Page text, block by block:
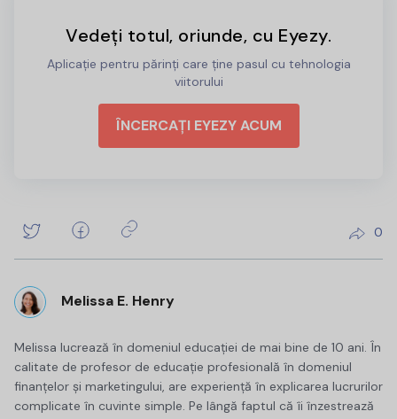
Vedeți totul, oriunde, cu Eyezy.
Aplicație pentru părinți care ține pasul cu tehnologia
viitorului
ÎNCERCAȚI EYEZY ACUM
0
Melissa E. Henry
Melissa lucrează în domeniul educației de mai bine de 10 ani. În
calitate de profesor de educație profesională în domeniul
finanțelor și marketingului, are experiență în explicarea lucrurilor
complicate în cuvinte simple. Pe lângă faptul că îi înzestrează